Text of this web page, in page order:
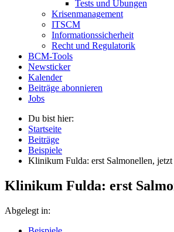
Tests und Übungen
Krisenmanagement
ITSCM
Informationssicherheit
Recht und Regulatorik
BCM-Tools
Newsticker
Kalender
Beiträge abonnieren
Jobs
Du bist hier:
Startseite
Beiträge
Beispiele
Klinikum Fulda: erst Salmonellen,
Klinikum Fulda: erst
Abgelegt in: